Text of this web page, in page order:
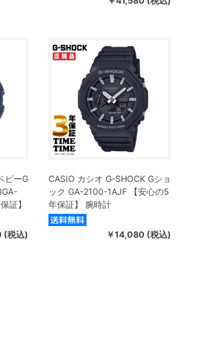
ビーG
証】
(税込)
CASIO カシオ G-SHOCK Gショ
ック GA-2100-1AJF 【安心の5
年保証】 腕時計
￥14,080 (税込)